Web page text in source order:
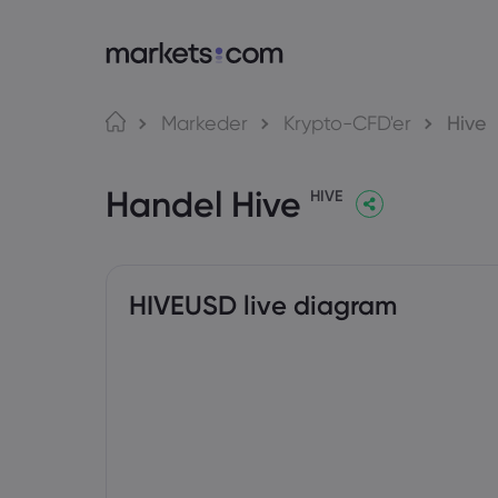
Om Markets.com
Global handel
Vores gruppe
Markeder Krypto-CFD'er Hive
Handel Hive HIVE
HIVEUSD live diagram